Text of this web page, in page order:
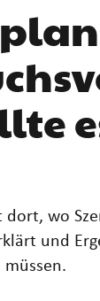
wo
und